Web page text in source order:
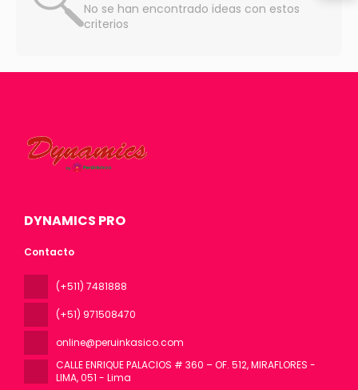
No se han encontrado ideas con estos
criterios
DYNAMICS PRO
Contacto
(+511) 7481888
(+51) 971508470
online@peruinkasico.com
CALLE ENRIQUE PALACIOS # 360 – OF. 512, MIRAFLORES -
LIMA, 051 - Lima